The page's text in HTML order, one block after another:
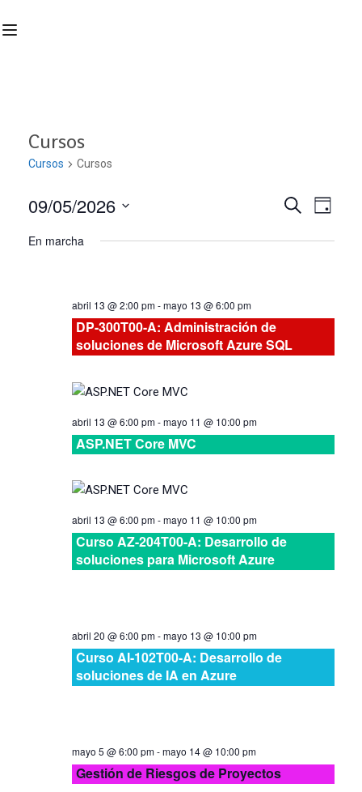
Cursos
Cursos Cursos
de
y
Cursos
BUSCAR
de
DÍA
09/05/2026
fecha.
En marcha
abril 13 @ 2:00 pm-mayo 13 @ 6:00 pm
DP-300T00-A: Administración de
soluciones de Microsoft Azure SQL
abril 13 @ 6:00 pm-mayo 11 @ 10:00 pm
ASP.NET Core MVC
abril 13 @ 6:00 pm-mayo 11 @ 10:00 pm
Curso AZ-204T00-A: Desarrollo de
soluciones para Microsoft Azure
abril 20 @ 6:00 pm-mayo 13 @ 10:00 pm
Curso AI-102T00-A: Desarrollo de
soluciones de IA en Azure
mayo 5 @ 6:00 pm-mayo 14 @ 10:00 pm
Gestión de Riesgos de Proyectos